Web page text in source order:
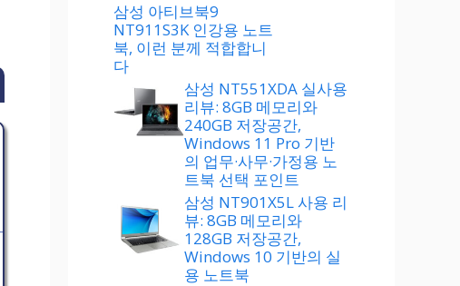
삼성 아티브북9
NT911S3K 인강용 노트
북, 이런 분께 적합합니
다
삼성 NT551XDA 실사용
리뷰: 8GB 메모리와
240GB 저장공간,
Windows 11 Pro 기반
의 업무·사무·가정용 노
트북 선택 포인트
삼성 NT901X5L 사용 리
뷰: 8GB 메모리와
128GB 저장공간,
Windows 10 기반의 실
용 노트북